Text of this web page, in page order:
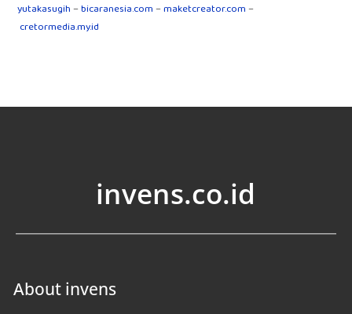
yutakasugih–bicaranesia.com–maketcreator.com–
cretormedia.my.id
invens.co.id
About invens